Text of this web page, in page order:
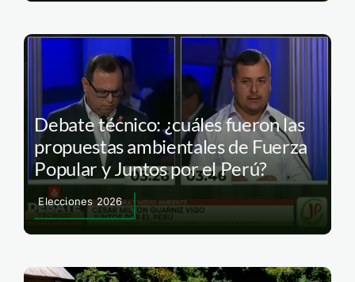
Debate técnico: ¿cuáles fueron las
propuestas ambientales de Fuerza
Popular y Juntos por el Perú?
Elecciones 2026